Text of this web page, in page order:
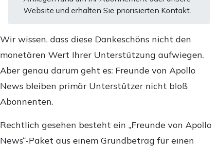
Website und erhalten Sie priorisierten Kontakt.
Wir wissen, dass diese Dankeschöns nicht den
monetären Wert Ihrer Unterstützung aufwiegen.
Aber genau darum geht es: Freunde von Apollo
News bleiben primär Unterstützer nicht bloß
Abonnenten.
Rechtlich gesehen besteht ein „Freunde von Apollo
News“-Paket aus einem Grundbetrag für einen